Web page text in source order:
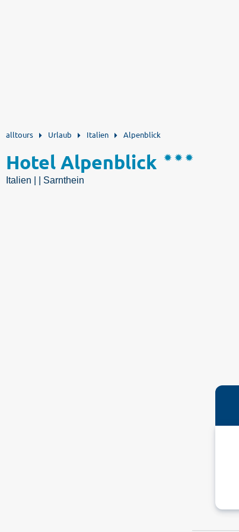
alltours Urlaub Italien Alpenblick
Hotel Alpenblick
Italien | | Sarnthein